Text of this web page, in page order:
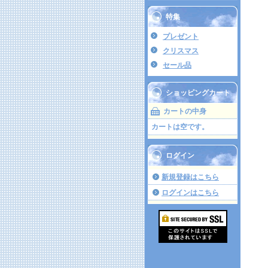
特集
プレゼント
クリスマス
セール品
ショッピングカート
カートの中身
カートは空です。
ログイン
新規登録はこちら
ログインはこちら